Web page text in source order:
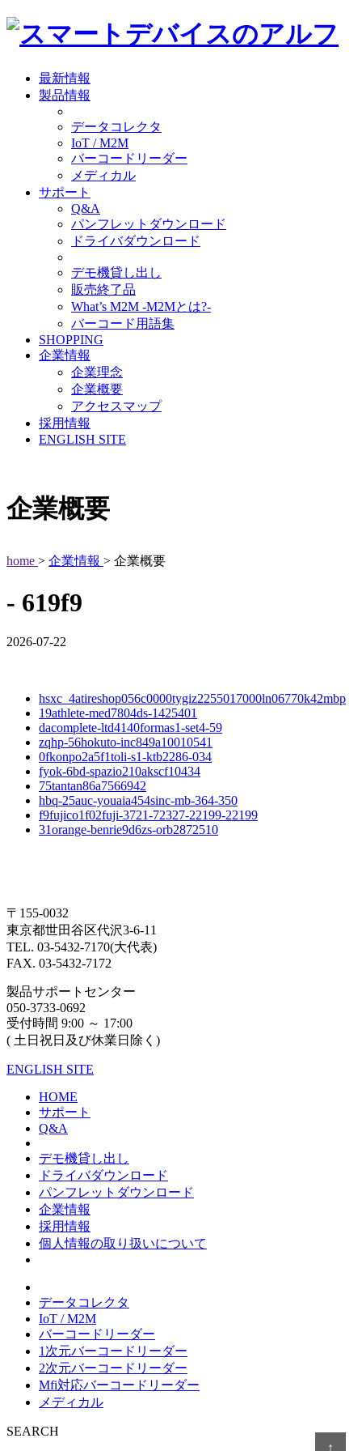
最新情報
製品情報
データコレクタ
IoT / M2M
バーコードリーダー
メディカル
サポート
Q&A
パンフレットダウンロード
ドライバダウンロード
デモ機貸し出し
販売終了品
What’s M2M -M2Mとは?-
バーコード用語集
SHOPPING
企業情報
企業理念
企業概要
アクセスマップ
採用情報
ENGLISH SITE
企業概要
home > 企業情報 > 企業概要
- 619f9
2026-07-22
hsxc_4atireshop056c0000tygiz2255017000ln06770k42mbp
19athlete-med7804ds-1425401
dacomplete-ltd4140formas1-set4-59
zqhp-56hokuto-inc849a10010541
0fkonpo2a5f1toli-s1-ktb2286-034
fyok-6bd-spazio210akscf10434
75tantan86a7566942
hbq-25auc-youaia454sinc-mb-364-350
f9fujico1f02fuji-3721-72327-22199-22199
31orange-benrie9d6zs-orb2872510
〒155-0032
東京都世田谷区代沢3-6-11
TEL. 03-5432-7170(大代表)
FAX. 03-5432-7172
製品サポートセンター
050-3733-0692
受付時間 9:00 ～ 17:00
( 土日祝日及び休業日除く)
ENGLISH SITE
HOME
サポート
Q&A
デモ機貸し出し
ドライバダウンロード
パンフレットダウンロード
企業情報
採用情報
個人情報の取り扱いについて
データコレクタ
IoT / M2M
バーコードリーダー
1次元バーコードリーダー
2次元バーコードリーダー
Mfi対応バーコードリーダー
メディカル
SEARCH
↑